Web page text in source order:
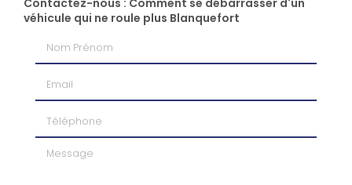
Contactez-nous : Comment se débarrasser d'un
véhicule qui ne roule plus Blanquefort
Message